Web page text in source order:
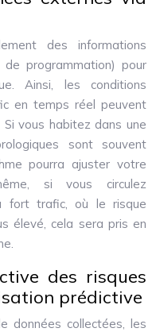
des informations
programmation) pour
Ainsi, les conditions
en temps réel peuvent
vous habitez dans une
sont souvent
pourra ajuster votre
si vous circulez
fort trafic, où le risque
élevé, cela sera pris en
des risques
prédictive
données collectées, les